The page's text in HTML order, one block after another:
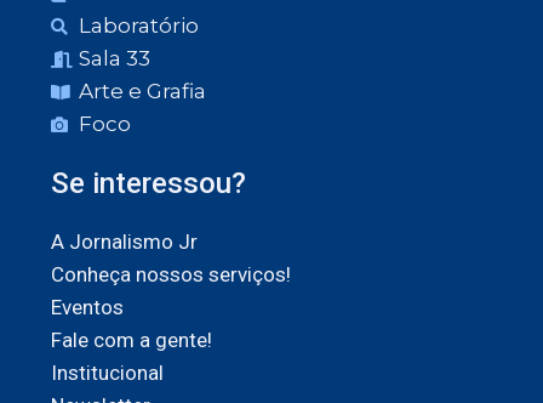
Laboratório
Sala 33
Arte e Grafia
Foco
Se interessou?
A Jornalismo Jr
Conheça nossos serviços!
Eventos
Fale com a gente!
Institucional